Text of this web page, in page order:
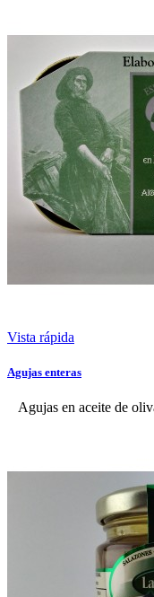
Vista rápida
Agujas enteras
Agujas en aceite de